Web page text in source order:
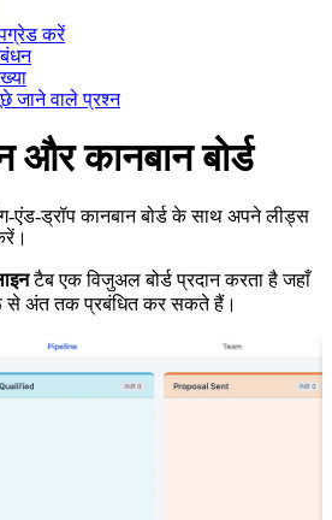
करें
जाने वाले प्रश्न
और कानबान बोर्ड
एंड-ड्रॉप कानबान बोर्ड के साथ अपने लीड्स
टैब एक विजुअल बोर्ड प्रदान करता है जहाँ
अंत तक प्रबंधित कर सकते हैं।